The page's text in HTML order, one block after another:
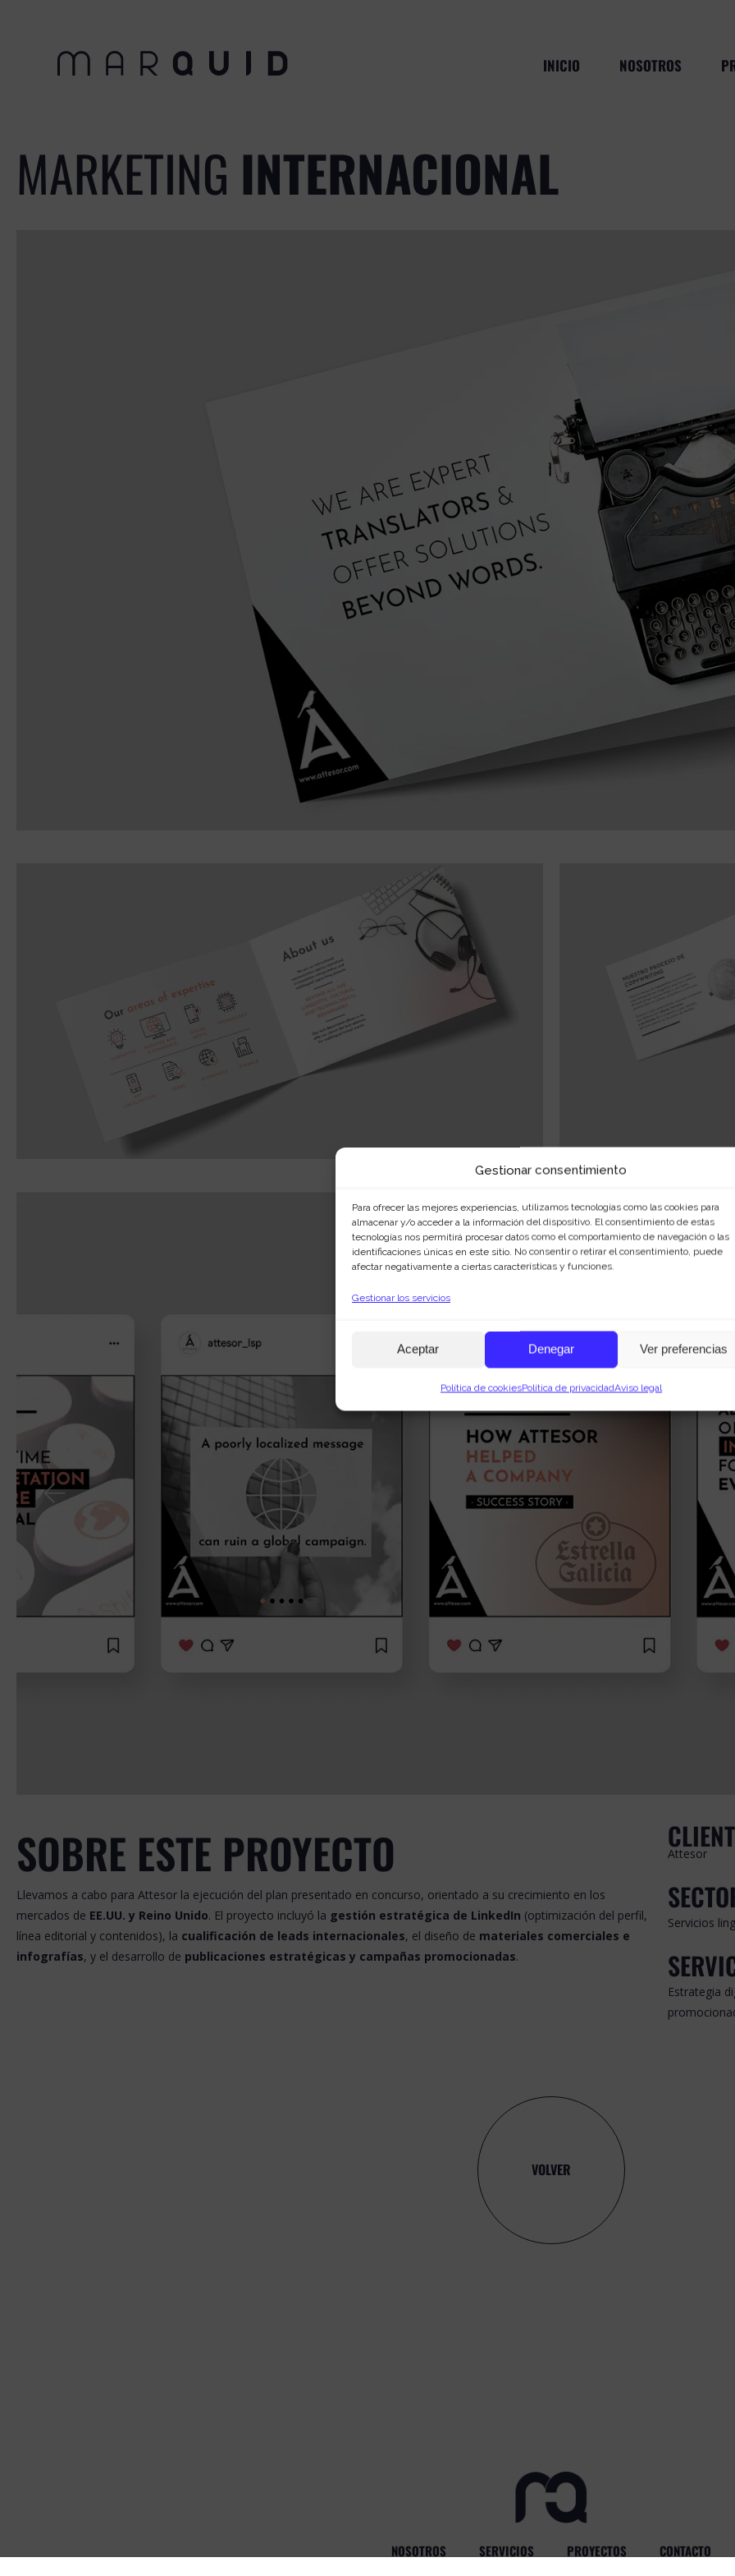
Gestionar consentimiento
Para ofrecer las mejores experiencias, utilizamos tecnologías como las cookies para
almacenar y/o acceder a la información del dispositivo. El consentimiento de estas
tecnologías nos permitirá procesar datos como el comportamiento de navegación o las
identificaciones únicas en este sitio. No consentir o retirar el consentimiento, puede
afectar negativamente a ciertas características y funciones.
Gestionar los servicios
Aceptar Denegar Ver preferencias
Política de cookiesPolítica de privacidadAviso legal
INICIO NOSOTROS
MARKETING INTERNACIONAL
SOBRE ESTE PROYECTO
Llevamos a cabo para Attesor la ejecución del plan presentado en concurso, orientado a su crecimiento en los
mercados de EE.UU. y Reino Unido. El proyecto incluyó la gestión estratégica de LinkedIn (optimización del perfil,
línea editorial y contenidos), la cualificación de leads internacionales, el diseño de materiales comerciales e
infografías, y el desarrollo de publicaciones estratégicas y campañas promocionadas.
Attesor
Servicios
Estrategia
VOLVER
NOSOTROS SERVICIOS PROYECTOS CONTACTO